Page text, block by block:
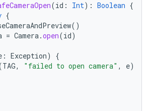
(id : Int): Boolean {
{
()
= Camera.open(id)
: Exception)
{
TAG, "failed to open camera" , e)